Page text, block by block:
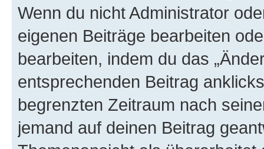
Wenn du nicht Administrator
eigenen Beiträge bearbeiten
bearbeiten, indem du das
entsprechenden Beitrag
begrenzten Zeitraum nach
jemand auf deinen Beitrag